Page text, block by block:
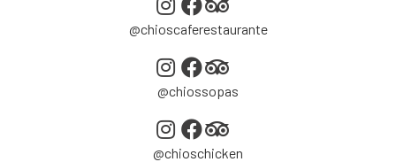
@chioscaferestaurante
@chiossopas
@chioschicken